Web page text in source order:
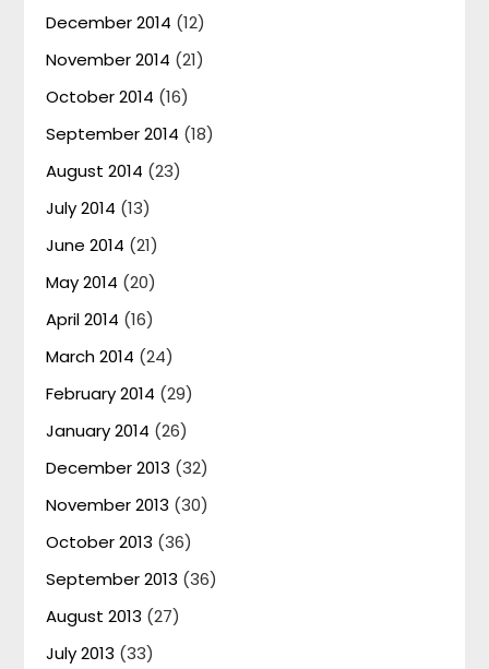
December 2014 (12)
November 2014 (21)
October 2014 (16)
September 2014 (18)
August 2014 (23)
July 2014 (13)
June 2014 (21)
May 2014 (20)
April 2014 (16)
March 2014 (24)
February 2014 (29)
January 2014 (26)
December 2013 (32)
November 2013 (30)
October 2013 (36)
September 2013 (36)
August 2013 (27)
July 2013 (33)